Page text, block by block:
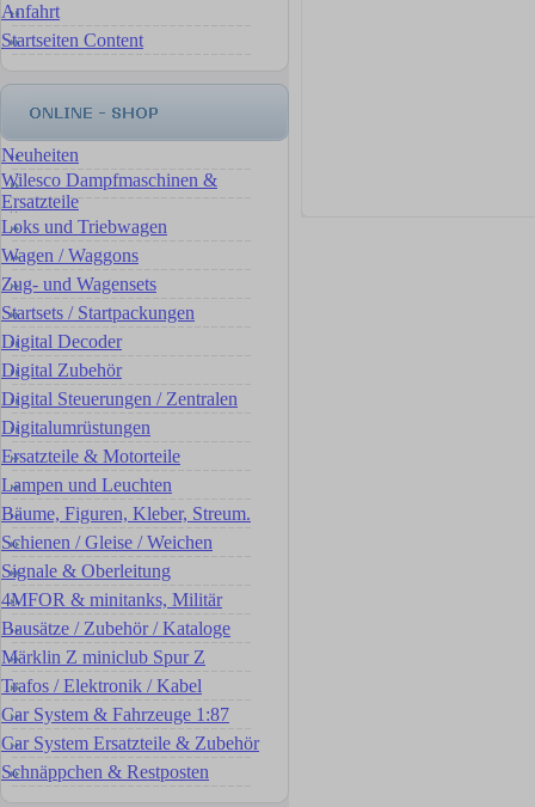
Anfahrt
Startseiten Content
Neuheiten
Wilesco Dampfmaschinen &
Ersatzteile
Loks und Triebwagen
Wagen / Waggons
Zug- und Wagensets
Startsets / Startpackungen
Digital Decoder
Digital Zubehör
Digital Steuerungen / Zentralen
Digitalumrüstungen
Ersatzteile & Motorteile
Lampen und Leuchten
Bäume, Figuren, Kleber, Streum.
Schienen / Gleise / Weichen
Signale & Oberleitung
4MFOR & minitanks, Militär
Bausätze / Zubehör / Kataloge
Märklin Z miniclub Spur Z
Trafos / Elektronik / Kabel
Car System & Fahrzeuge 1:87
Car System Ersatzteile & Zubehör
Schnäppchen & Restposten